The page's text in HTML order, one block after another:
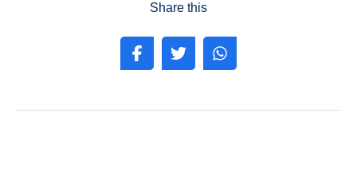
Share this